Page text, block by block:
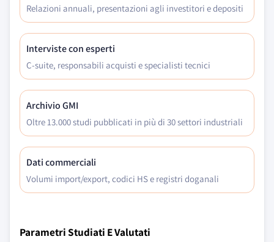
Relazioni annuali, presentazioni agli investitori e depositi
Interviste con esperti
C-suite, responsabili acquisti e specialisti tecnici
Archivio GMI
Oltre 13.000 studi pubblicati in più di 30 settori industriali
Dati commerciali
Volumi import/export, codici HS e registri doganali
Parametri Studiati E Valutati